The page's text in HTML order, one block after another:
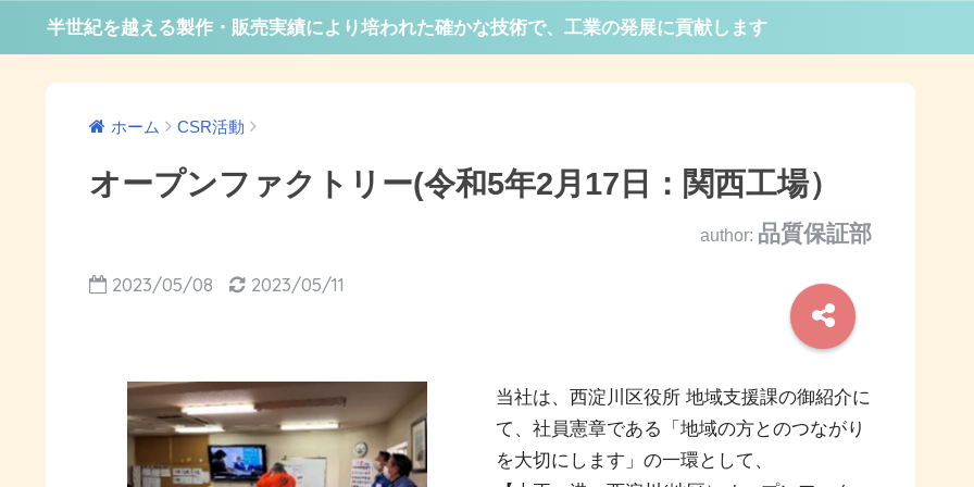
半世紀を越える製作・販売実績により培われた確かな技術で、工業の発展に貢献します
ホーム CSR活動
オープンファクトリー(令和5年2月17日：関西工場）
author: 品質保証部
2023/05/08 2023/05/11
当社は、西淀川区役所 地域支援課の御紹介に
て、社員憲章である「地域の方とのつながり
を大切にします」の一環として、